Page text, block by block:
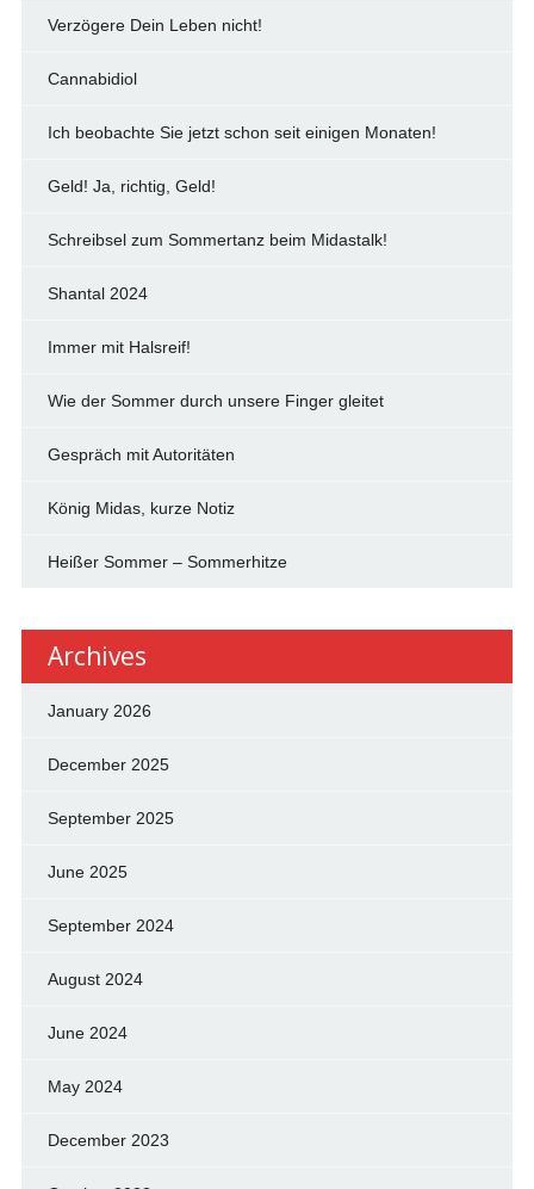
Verzögere Dein Leben nicht!
Cannabidiol
Ich beobachte Sie jetzt schon seit einigen Monaten!
Geld! Ja, richtig, Geld!
Schreibsel zum Sommertanz beim Midastalk!
Shantal 2024
Immer mit Halsreif!
Wie der Sommer durch unsere Finger gleitet
Gespräch mit Autoritäten
König Midas, kurze Notiz
Heißer Sommer – Sommerhitze
Archives
January 2026
December 2025
September 2025
June 2025
September 2024
August 2024
June 2024
May 2024
December 2023